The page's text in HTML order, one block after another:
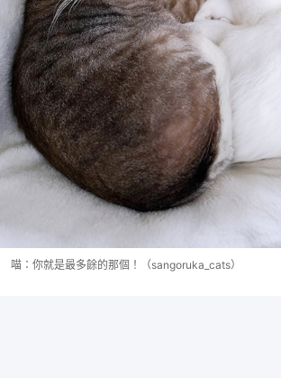
喵：你就是最多餘的那個！（sangoruka_cats）